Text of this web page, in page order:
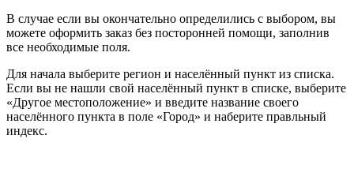
В случае если вы окончательно определились с выбором, вы
можете оформить заказ без посторонней помощи, заполнив
все необходимые поля.
Для начала выберите регион и населённый пункт из списка.
Если вы не нашли свой населённый пункт в списке, выберите
«Другое местоположение» и введите название своего
населённого пункта в поле «Город» и наберите правльный
индекс.